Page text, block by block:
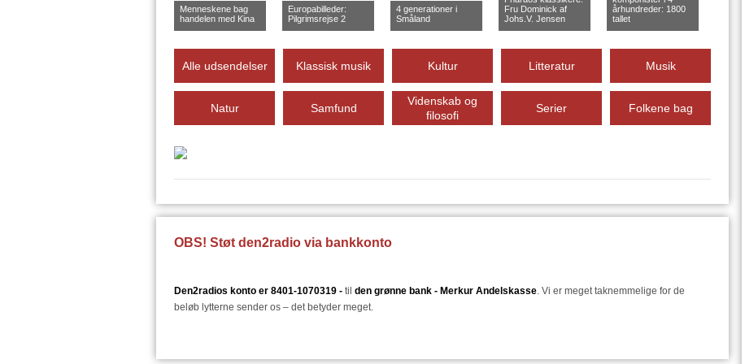
Menneskene bag
handelen med Kina
Europabilleder:
Pilgrimsrejse 2
4 generationer i
Småland
Fru Dominick af
Johs.V. Jensen
århundreder: 1800
tallet
Alle udsendelser Klassisk musik Kultur Litteratur Musik
Natur Samfund
Videnskab og
filosofi
Serier Folkene bag
OBS! Støt den2radio via bankkonto
Den2radios konto er 8401-1070319 - til den grønne bank - Merkur Andelskasse. Vi er meget taknemmelige for de
beløb lytterne sender os – det betyder meget.